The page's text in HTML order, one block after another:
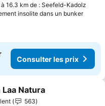
16.3 km de : Seefeld-Kadolz
insolite dans un bunker
Consulter les prix
à mes favoris
Laa Natura
563